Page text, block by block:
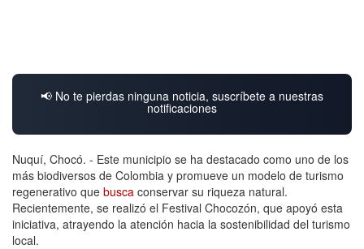
📢 No te pierdas ninguna noticia, suscríbete a nuestras
notificaciones
Nuquí, Chocó. - Este municipio se ha destacado como uno de los
más biodiversos de Colombia y promueve un modelo de turismo
regenerativo que busca conservar su riqueza natural.
Recientemente, se realizó el Festival Chocozón, que apoyó esta
iniciativa, atrayendo la atención hacia la sostenibilidad del turismo
local.